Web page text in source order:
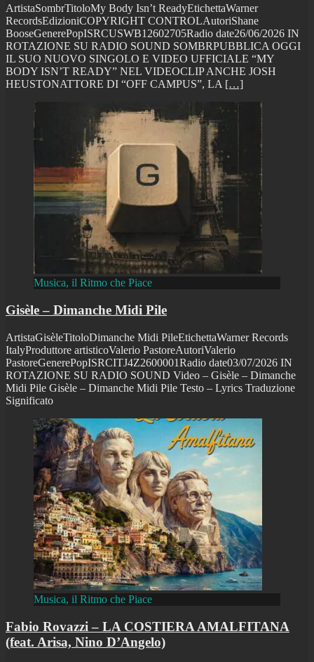
ArtistaSombrTitoloMy Body Isn’t ReadyEtichettaWarner
RecordsEdizioniCOPYRIGHT CONTROLAutoriShane
BooseGenerePopISRCUSWB12602705Radio date26/06/2026 IN
ROTAZIONE SU RADIO SOUND SOMBRPUBBLICA OGGI
IL SUO NUOVO SINGOLO E VIDEO UFFICIALE “MY
BODY ISN’T READY” NEL VIDEOCLIP ANCHE JOSH
HEUSTONATTORE DI “OFF CAMPUS”, LA […]
Musica, il Ritmo che Piace
Gisèle – Dimanche Midi Pile
ArtistaGisèleTitoloDimanche Midi PileEtichettaWarner Records
ItalyProduttore artisticoValerio PastoreAutoriValerio
PastoreGenerePopISRCITJ4Z2600001Radio date03/07/2026 IN
ROTAZIONE SU RADIO SOUND Video – Gisèle – Dimanche
Midi Pile Gisèle – Dimanche Midi Pile Testo – Lyrics Traduzione
Significato
Musica, il Ritmo che Piace
Fabio Rovazzi – LA COSTIERA AMALFITANA
(feat. Arisa, Nino D’Angelo)